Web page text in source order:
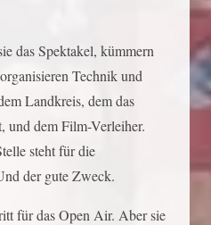
das Spektakel, kümmern
Technik und
Landkreis, dem das
und dem Film-Verleiher.
steht für die
der gute Zweck.
für das Open Air. Aber sie